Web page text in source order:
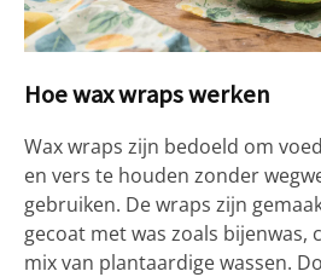
Hoe wax wraps werken
Wax wraps zijn bedoeld om
en vers te houden zonder
gebruiken. De wraps zijn
gecoat met was zoals bijenwas,
mix van plantaardige wassen.